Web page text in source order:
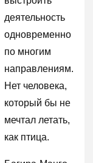
деятельность
одновременно
по многим
направлениям.
Нет человека,
который бы не
мечтал летать,
как птица.